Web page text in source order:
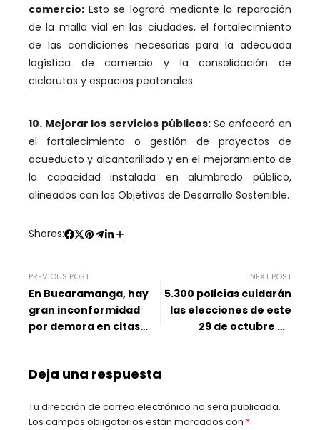
comercio: Esto se logrará mediante la reparación
de la malla vial en las ciudades, el fortalecimiento
de las condiciones necesarias para la adecuada
logística de comercio y la consolidación de
ciclorutas y espacios peatonales.
10. Mejorar los servicios públicos: Se enfocará en
el fortalecimiento o gestión de proyectos de
acueducto y alcantarillado y en el mejoramiento de
la capacidad instalada en alumbrado público,
alineados con los Objetivos de Desarrollo Sostenible.
Shares:
PREVIOUS POST
En Bucaramanga, hay
gran inconformidad
por demora en citas
NEXT POST
5.300 policías cuidarán
las elecciones de este
29 de octubre en
Deja una respuesta
Tu dirección de correo electrónico no será publicada.
Los campos obligatorios están marcados con *